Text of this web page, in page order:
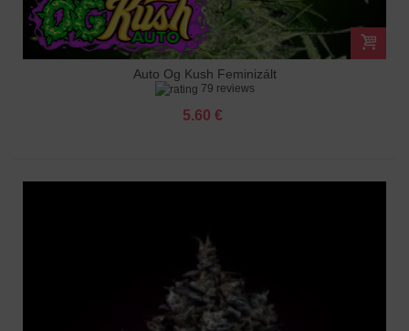
Auto Og Kush Feminizált
79 reviews
5.60 €